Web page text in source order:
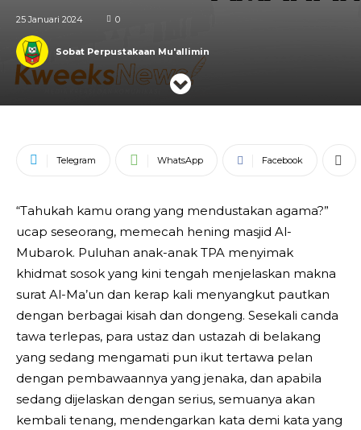
25 Januari 2024 0
Sobat Perpustakaan Mu'allimin
Telegram WhatsApp Facebook
“Tahukah kamu orang yang mendustakan agama?”
ucap seseorang, memecah hening masjid Al-
Mubarok. Puluhan anak-anak TPA menyimak
khidmat sosok yang kini tengah menjelaskan makna
surat Al-Ma’un dan kerap kali menyangkut pautkan
dengan berbagai kisah dan dongeng. Sesekali canda
tawa terlepas, para ustaz dan ustazah di belakang
yang sedang mengamati pun ikut tertawa pelan
dengan pembawaannya yang jenaka, dan apabila
sedang dijelaskan dengan serius, semuanya akan
kembali tenang, mendengarkan kata demi kata yang